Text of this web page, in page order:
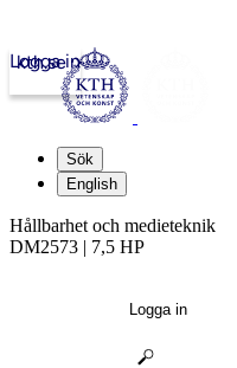
kth.se
Logga in
Sök
English
Hållbarhet och medieteknik
DM2573 | 7,5 HP
Logga in